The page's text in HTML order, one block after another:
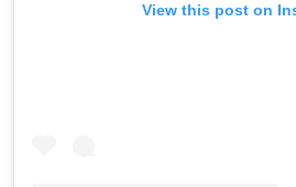
View this post on